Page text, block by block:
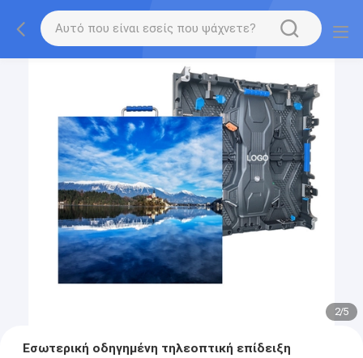
2/5
Εσωτερική οδηγημένη τηλεοπτική επίδειξη